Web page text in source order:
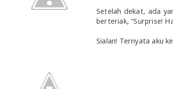
Setelah dekat, ada
berteriak, “Surprise!
Sialan! Ternyata aku